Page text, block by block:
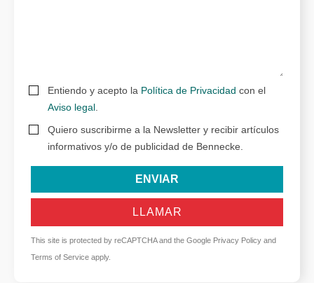
Entiendo y acepto la Política de Privacidad con el
Aviso legal
Quiero suscribirme a la Newsletter y recibir artículos
informativos y/o de publicidad de Bennecke.
ENVIAR
LLAMAR
This site is protected by reCAPTCHA and the Google Privacy Policy and
Terms of Service apply.